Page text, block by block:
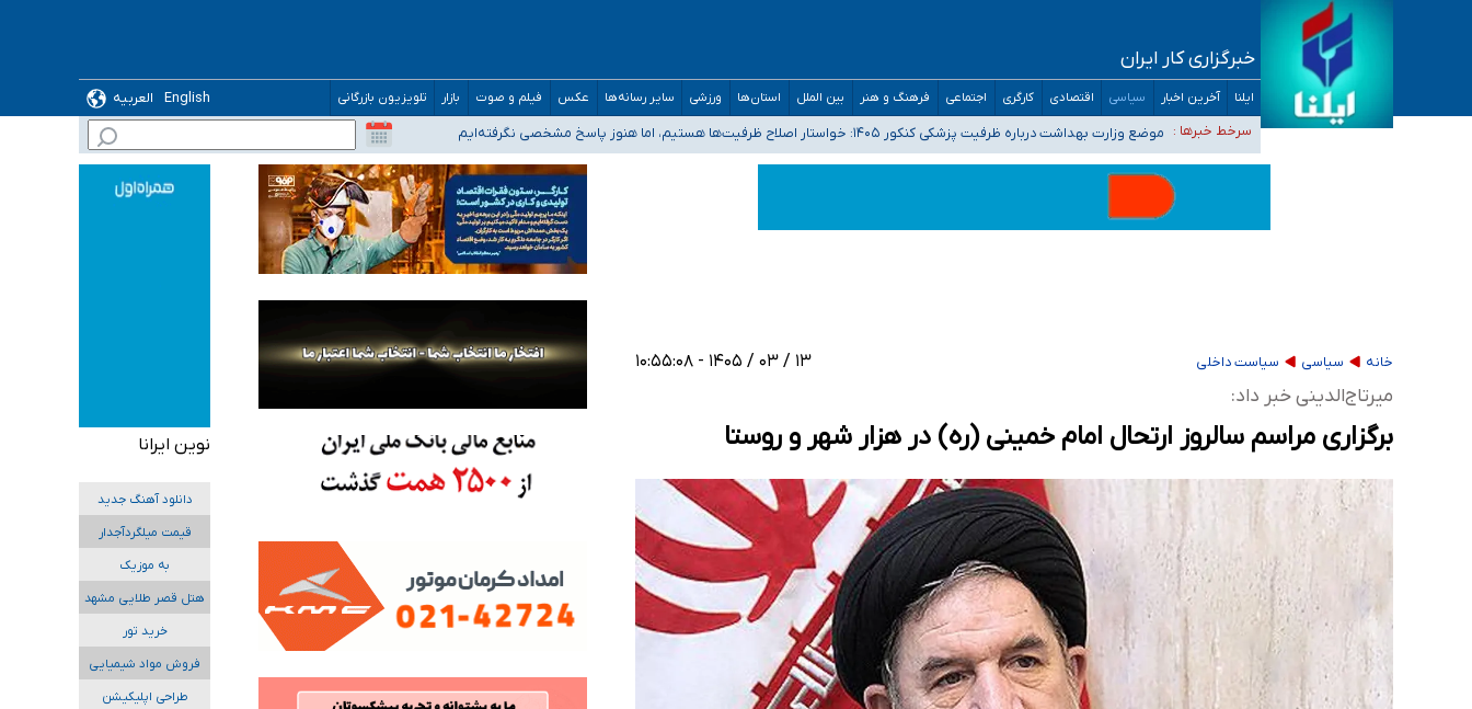
خبرگزاری کار ایران
ایلنا آخرین اخبار سیاسی اقتصادی کارگری اجتماعی فرهنگ و هنر بین الملل استان‌ها ورزشی سایر رسانه‌ها عکس فیلم و صوت بازار تلویزیون بازرگانی English
العربیه
سرخط خبرها :
موضع وزارت بهداشت درباره ظرفیت پزشکی کنکور ۱۴۰۵: خواستار اصلاح ظرفیت‌ها هستیم، اما هنوز پاسخ مشخصی نگرفته‌ایم
تعویق آزمون ورودی دکترای تخصصی فرماندهی صحنه عملیات و دکترای تخصصی جغرافیای نظامی دافوس آجا
خبرنگاران راویان حقیقت با دغدغه نان، مسکن و بیمه
آخرین وضعیت شیوع عفونت‌های تنفسی در کشور/ خوزستان و کرمان بالاتر از آستانه هشدار
خانه سیاسی سیاست داخلی ۱۳ / ۰۳ / ۱۴۰۵ - ۱۰:۵۵:۰۸
میرتاج‌الدینی خبر داد:
برگزاری مراسم سالروز ارتحال امام خمینی (ره) در هزار شهر و روستا نوین ایرانا
دانلود آهنگ جدید
قیمت میلگردآجدار
به موزیک
هتل قصر طلایی مشهد
خرید تور
فروش مواد شیمیایی
طراحی اپلیکیشن